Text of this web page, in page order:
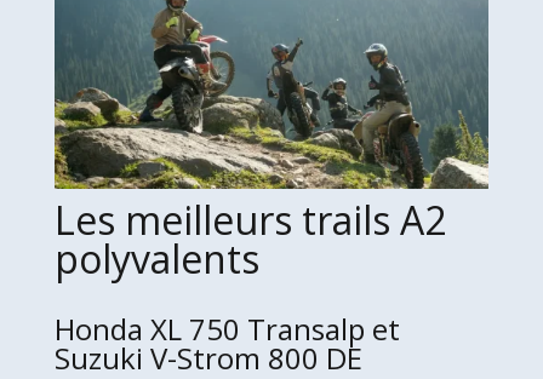
Les meilleurs trails A2
polyvalents
Honda XL 750 Transalp et
Suzuki V-Strom 800 DE